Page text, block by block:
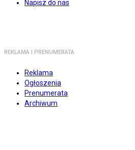
Napisz do nas
REKLAMA I PRENUMERATA
Reklama
Ogłoszenia
Prenumerata
Archiwum